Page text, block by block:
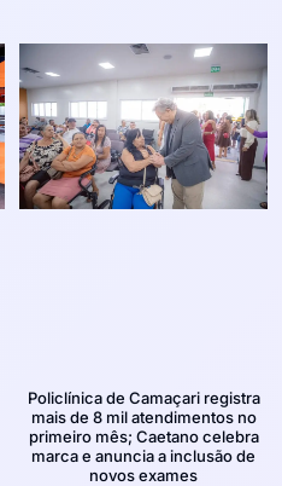
Policlínica de Camaçari registra
mais de 8 mil atendimentos no
primeiro mês; Caetano celebra
marca e anuncia a inclusão de
novos exames